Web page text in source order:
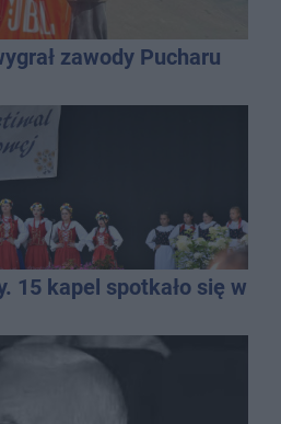
zawody Pucharu
15 kapel spotkało się w